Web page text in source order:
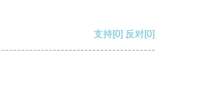
支持[0] 反对[0]